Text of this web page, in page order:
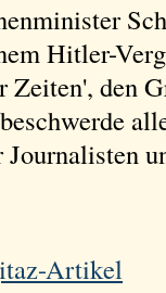
Hitler-
Zeiten', den
Artikel